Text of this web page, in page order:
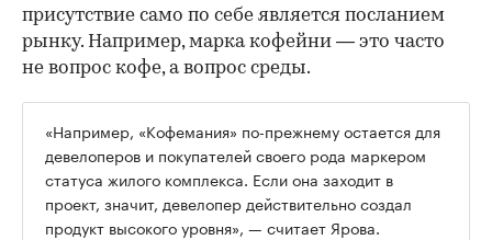
присутствие само по себе является посланием
рынку. Например, марка кофейни — это часто
не вопрос кофе, а вопрос среды.
«Например, «Кофемания» по-прежнему остается для
девелоперов и покупателей своего рода маркером
статуса жилого комплекса. Если она заходит в
проект, значит, девелопер действительно создал
продукт высокого уровня», — считает Ярова.